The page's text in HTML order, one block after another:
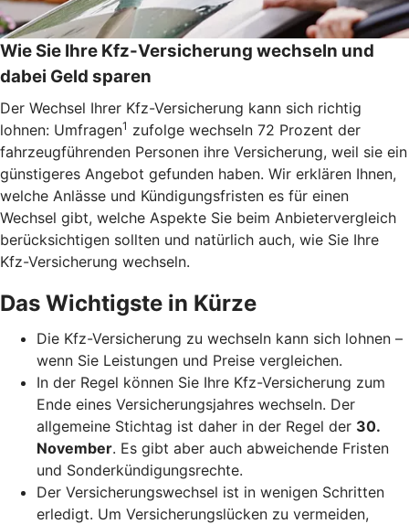
Wie Sie Ihre Kfz-Versicherung wechseln und
dabei Geld sparen
Der Wechsel Ihrer Kfz-Versicherung kann sich richtig
lohnen: Umfragen1 zufolge wechseln 72 Prozent der
fahrzeugführenden Personen ihre Versicherung, weil sie ein
günstigeres Angebot gefunden haben. Wir erklären Ihnen,
welche Anlässe und Kündigungsfristen es für einen
Wechsel gibt, welche Aspekte Sie beim Anbietervergleich
berücksichtigen sollten und natürlich auch, wie Sie Ihre
Kfz-Versicherung wechseln.
Das Wichtigste in Kürze
Die Kfz-Versicherung zu wechseln kann sich lohnen –
wenn Sie Leistungen und Preise vergleichen.
In der Regel können Sie Ihre Kfz-Versicherung zum
Ende eines Versicherungsjahres wechseln. Der
allgemeine Stichtag ist daher in der Regel der 30.
November. Es gibt aber auch abweichende Fristen
und Sonderkündigungsrechte.
Der Versicherungswechsel ist in wenigen Schritten
erledigt. Um Versicherungslücken zu vermeiden,